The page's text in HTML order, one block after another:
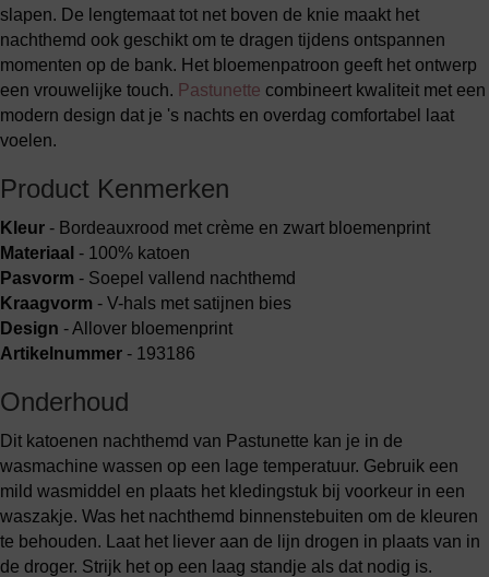
slapen. De lengtemaat tot net boven de knie maakt het
nachthemd ook geschikt om te dragen tijdens ontspannen
momenten op de bank. Het bloemenpatroon geeft het ontwerp
een vrouwelijke touch. Pastunette combineert kwaliteit met een
modern design dat je 's nachts en overdag comfortabel laat
voelen.
Product Kenmerken
Kleur - Bordeauxrood met crème en zwart bloemenprint
Materiaal - 100% katoen
Pasvorm - Soepel vallend nachthemd
Kraagvorm - V-hals met satijnen bies
Design - Allover bloemenprint
Artikelnummer - 193186
Onderhoud
Dit katoenen nachthemd van Pastunette kan je in de
wasmachine wassen op een lage temperatuur. Gebruik een
mild wasmiddel en plaats het kledingstuk bij voorkeur in een
waszakje. Was het nachthemd binnenstebuiten om de kleuren
te behouden. Laat het liever aan de lijn drogen in plaats van in
de droger. Strijk het op een laag standje als dat nodig is.